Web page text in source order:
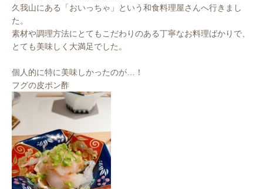
久我山にある「おいっちゃ」という和食料理屋さんへ行きまし
た。
素材や調理方法にとてもこだわりのある丁寧なお料理ばかりで、
とても美味しく大満足でした。
個人的に特に美味しかったのが…！
フグの皮ポン酢